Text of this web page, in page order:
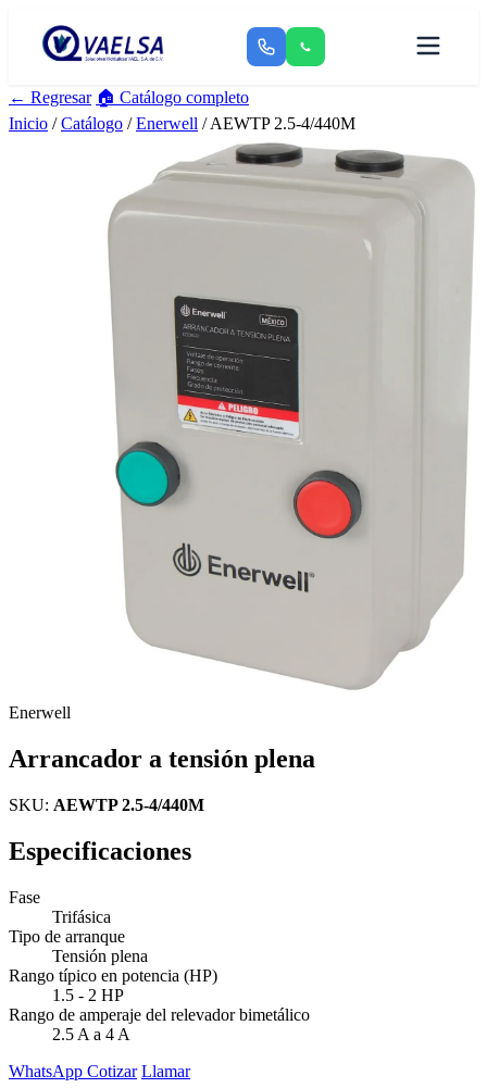
← Regresar 🏠 Catálogo completo
Inicio /Catálogo /Enerwell / AEWTP 2.5-4/440M
Enerwell
Arrancador a tensión plena
SKU: AEWTP 2.5-4/440M
Especificaciones
Fase
Trifásica
Tipo de arranque
Tensión plena
Rango típico en potencia (HP)
1.5 - 2 HP
Rango de amperaje del relevador bimetálico
2.5 A a 4 A
WhatsApp Cotizar Llamar